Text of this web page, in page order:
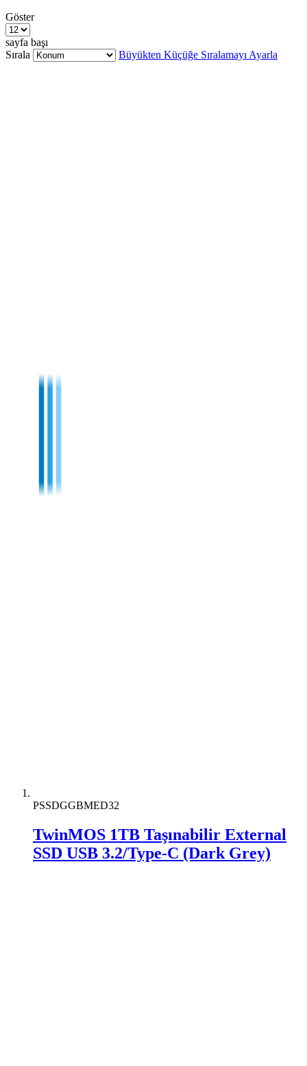
Göster
sayfa başı
Sırala
Büyükten Küçüğe Sıralamayı Ayarla
PSSDGGBMED32
TwinMOS 1TB Taşınabilir External
SSD USB 3.2/Type-C (Dark Grey)